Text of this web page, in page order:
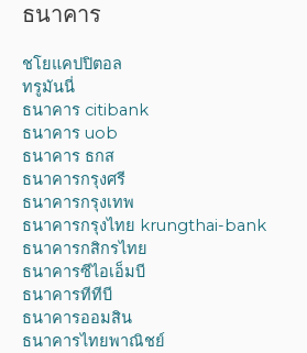
ธนาคาร
ชโยแคปปิตอล
ทรูมันนี่
ธนาคาร citibank
ธนาคาร uob
ธนาคาร ธกส
ธนาคารกรุงศรี
ธนาคารกรุงเทพ
ธนาคารกรุงไทย krungthai-bank
ธนาคารกสิกรไทย
ธนาคารซีไอเอ็มบี
ธนาคารทีทีบี
ธนาคารออมสิน
ธนาคารไทยพาณิชย์